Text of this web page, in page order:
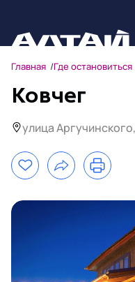
Главная Где остановиться
Ковчег
улица